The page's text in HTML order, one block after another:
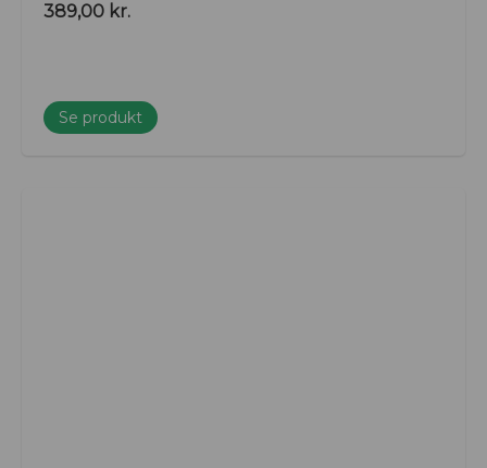
389,00 kr.
Se produkt